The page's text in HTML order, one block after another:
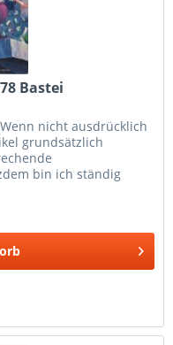
Bastei
nicht ausdrücklich
grundsätzlich
bin ich ständig